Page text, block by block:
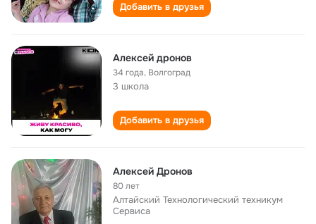
Добавить в друзья
Алексей дронов
34 года, Волгоград
3 школа
Добавить в друзья
Алексей Дронов
80 лет
Алтайский Технологический техникум
Сервиса